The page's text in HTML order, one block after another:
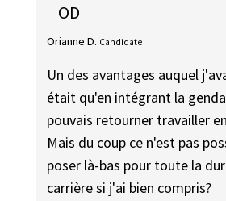
OD
Orianne D. Candidate
Un des avantages auquel
était qu'en intégrant la
pouvais retourner travailler
Mais du coup ce n'est pas
poser là-bas pour toute la
carrière si j'ai bien compris?